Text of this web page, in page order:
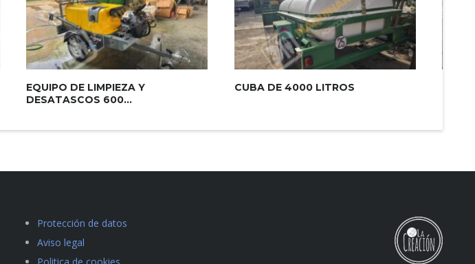
EQUIPO DE LIMPIEZA Y
DESATASCOS 600...
CUBA DE 4000 LITROS
Protección de datos
Aviso legal